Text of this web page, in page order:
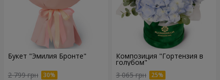
Букет "Эмилия Бронте"
2 799 грн
Композиция "Гортензия в
голубом"
3 065 грн